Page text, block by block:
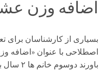
اضافه وزن
بسیاری از کارشناسان برای
اصطلاحی با عنوان «اضافه